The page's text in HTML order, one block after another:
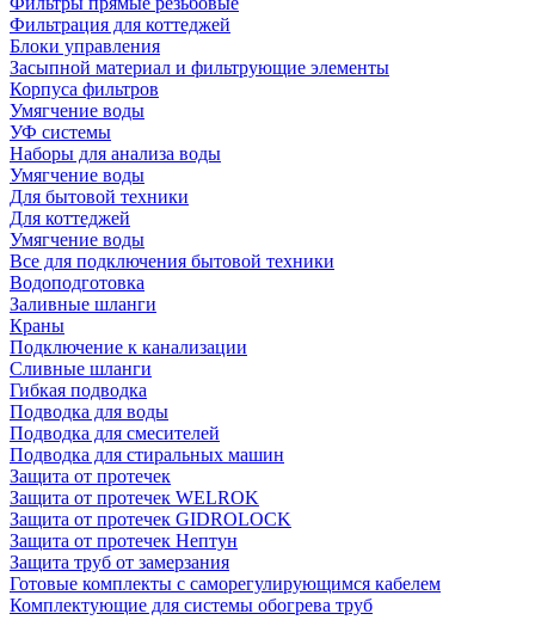
Фильтрация для коттеджей
Блоки управления
Засыпной материал и фильтрующие элементы
Корпуса фильтров
Умягчение воды
УФ системы
Наборы для анализа воды
Умягчение воды
Для бытовой техники
Для коттеджей
Умягчение воды
Все для подключения бытовой техники
Водоподготовка
Заливные шланги
Краны
Подключение к канализации
Сливные шланги
Гибкая подводка
Подводка для воды
Подводка для смесителей
Подводка для стиральных машин
Защита от протечек
Защита от протечек WELROK
Защита от протечек GIDROLOCK
Защита от протечек Нептун
Защита труб от замерзания
Готовые комплекты с саморегулирующимся кабелем
Комплектующие для системы обогрева труб